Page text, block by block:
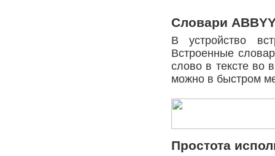
Словари
В устройство
Встроенные
слово в тексте во
можно в быстром
Простота